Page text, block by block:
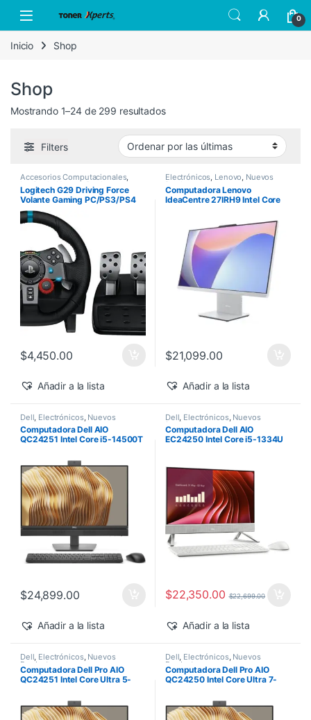
Open 0
Inicio Shop
Shop
Mostrando 1–24 de 299 resultadosSorted by latest
Filters
Accesorios Computacionales,
Logitech Nuevos Productos
Logitech G29 Driving Force
Volante Gaming PC/PS3/PS4
$4,450.00
Añadir a la lista
Electrónicos Lenovo Nuevos
Computadora Lenovo
IdeaCentre 27IRH9 Intel Core
512GB SSD Windows 11 Home
$21,099.00
Añadir a la lista
Dell Electrónicos, Nuevos
Productos
Computadora Dell AIO
QC24251 Intel Core i5-14500T
Windows 11 Pro
$24,899.00
Añadir a la lista
Dell Electrónicos, Nuevos
Productos
Computadora Dell AIO
EC24250 Intel Core i5-1334U
$22,350.00 $22,699.00
Añadir a la lista
Dell, Electrónicos, Nuevos
Productos
Computadora Dell Pro AIO
QC24251 Intel Core Ultra 5-
Windows 11 Pro
Dell, Electrónicos, Nuevos
Productos
Computadora Dell Pro AIO
QC24250 Intel Core Ultra 7-
Windows 11 Pro